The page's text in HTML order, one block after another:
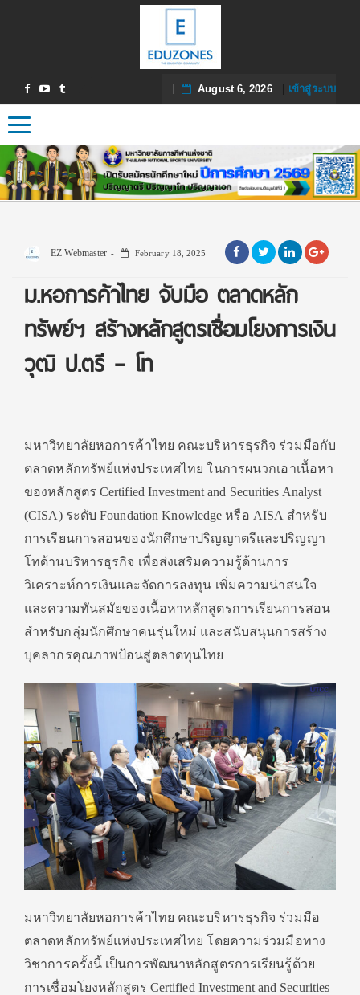
August 6, 2026| เข้าสู่ระบบ
Toggle navigation
EZ Webmaster February 18, 2025
ม.หอการค้าไทย จับมือ ตลาดหลัก
ทรัพย์ฯ สร้างหลักสูตรเชื่อมโยงการเงิน
วุฒิ ป.ตรี – โท
มหาวิทยาลัยหอการค้าไทย คณะบริหารธุรกิจ ร่วมมือกับ
ตลาดหลักทรัพย์แห่งประเทศไทย ในการผนวกเอาเนื้อหา
ของหลักสูตร Certified Investment and Securities Analyst
(CISA) ระดับ Foundation Knowledge หรือ AISA สำหรับ
การเรียนการสอนของนักศึกษาปริญญาตรีและปริญญา
โทด้านบริหารธุรกิจ เพื่อส่งเสริมความรู้ด้านการ
วิเคราะห์การเงินและจัดการลงทุน เพิ่มความน่าสนใจ
และความทันสมัยของเนื้อหาหลักสูตรการเรียนการสอน
สำหรับกลุ่มนักศึกษาคนรุ่นใหม่ และสนับสนุนการสร้าง
บุคลากรคุณภาพป้อนสู่ตลาดทุนไทย
มหาวิทยาลัยหอการค้าไทย คณะบริหารธุรกิจ ร่วมมือ
ตลาดหลักทรัพย์แห่งประเทศไทย โดยความร่วมมือทาง
วิชาการครั้งนี้ เป็นการพัฒนาหลักสูตรการเรียนรู้ด้วย
การเชื่อมโยงหลักสูตร Certified Investment and Securities